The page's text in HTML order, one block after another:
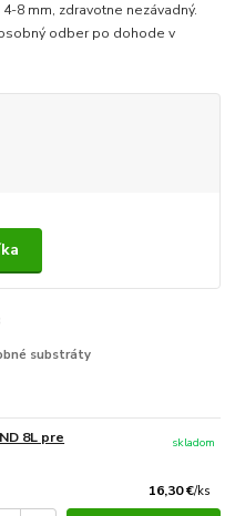
8 mm, zdravotne nezávadný.
odber po dohode v
substráty
8L pre
16,30 €/ks
skladom